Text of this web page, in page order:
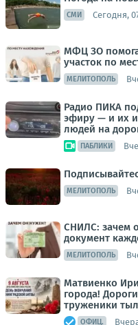
СМИ Сегодня,
МФЦ ЗО
участок по
МЕЛИТОПОЛЬ
Радио ПИКА
эфиру — и их
людей на
ПАБЛИКИ
МЕЛИТОПОЛЬ
СНИЛС: зачем
документ
МЕЛИТОПОЛЬ
Матвиенко
города!
труженики
ОФИЦ.